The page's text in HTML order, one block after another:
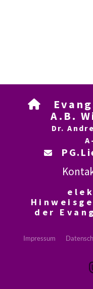

A.B.
Dr.

der
Impressum